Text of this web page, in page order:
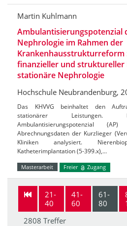
Martin Kuhlmann
Ambulantisierungspotenzial
Nephrologie im Rahmen der
Krankenhausstrukturreform
finanzieller und struktureller
stationäre Nephrologie
Hochschule Neubrandenburg,
Das KHVVG beinhaltet den
stationärer Leistungen.
Ambulantisierungspotenzial
Abrechnungsdaten der Kurzlieger
Kliniken analysiert.
Katheterimplantation (5-399.x),…
Masterarbeit Freier Zugang
21-
40
41-
60
61-
80
2808 Treffer